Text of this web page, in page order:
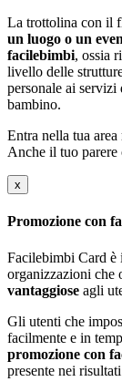
La trottolina con il
un luogo o un
facilebimbi, ossia
livello delle
personale ai
bambino.
Entra nella tua area
Anche il tuo parere
x
Promozione con
Facilebimbi Card è
organizzazioni che
vantaggiose agli
Gli utenti che
facilmente e in
promozione con
presente nei